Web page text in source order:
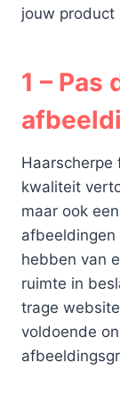
jouw product
1 – Pas
Haarscherpe
kwaliteit
maar ook
hebben van
ruimte in
trage
voldoende